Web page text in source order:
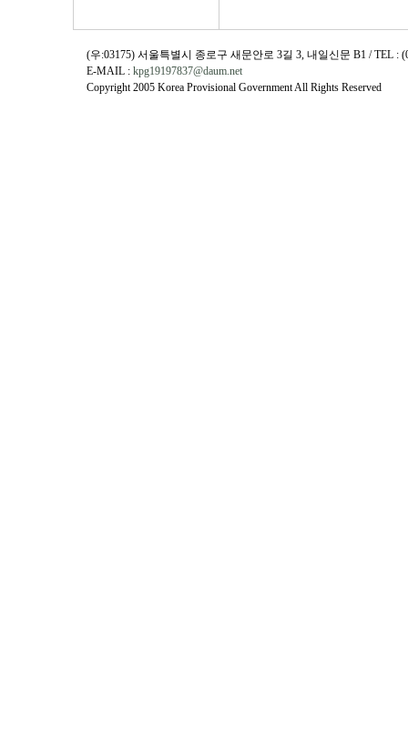
(우:03175) 서울특별시 종로구 새문안로 3길 3, 내일신문 B1 / TEL :
E-MAIL : kpg19197837@daum.net
Copyright 2005 Korea Provisional Government All Rights Reserved